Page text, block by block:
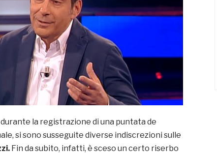
la registrazione di una puntata de
si sono susseguite diverse indiscrezioni sulle
Fin da subito, infatti, è sceso un certo riserbo